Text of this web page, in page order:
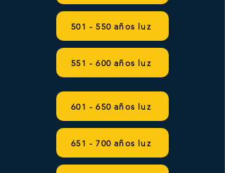
501 - 550 años luz
551 - 600 años luz
601 - 650 años luz
651 - 700 años luz